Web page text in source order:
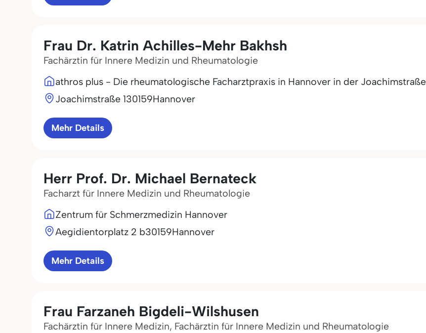
Frau Dr. Katrin Achilles-Mehr Bakhsh
Fachärztin für Innere Medizin und Rheumatologie
athros plus - Die rheumatologische Facharztpraxis in Hannover in der Joachimstraße
Joachimstraße 130159Hannover
Mehr Details
Herr Prof. Dr. Michael Bernateck
Facharzt für Innere Medizin und Rheumatologie
Zentrum für Schmerzmedizin Hannover
Aegidientorplatz 2 b30159Hannover
Mehr Details
Frau Farzaneh Bigdeli-Wilshusen
Fachärztin für Innere Medizin, Fachärztin für Innere Medizin und Rheumatologie